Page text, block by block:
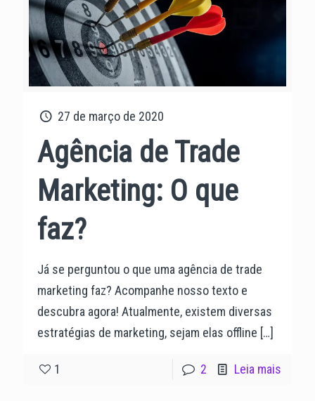
27 de março de 2020
Agência de Trade
Marketing: O que
faz?
Já se perguntou o que uma agência de trade
marketing faz? Acompanhe nosso texto e
descubra agora! Atualmente, existem diversas
estratégias de marketing, sejam elas offline […]
1 2 Leia mais